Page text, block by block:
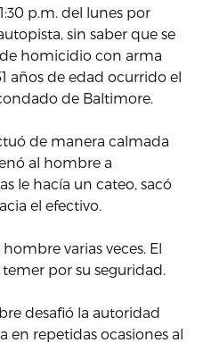
p.m. del lunes por
sin saber que se
homicidio con arma
años de edad ocurrido el
de Baltimore.
de manera calmada
al hombre a
le hacía un cateo, sacó
el efectivo.
varias veces. El
por su seguridad.
desafió la autoridad
en repetidas ocasiones al